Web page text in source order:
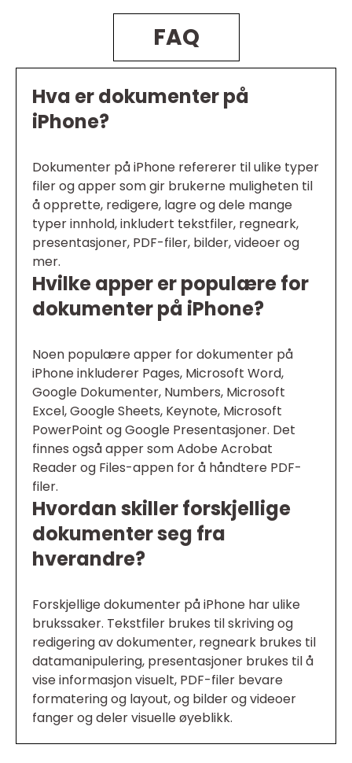
FAQ
Hva er dokumenter på
iPhone?
Dokumenter på iPhone refererer til ulike typer
filer og apper som gir brukerne muligheten til
å opprette, redigere, lagre og dele mange
typer innhold, inkludert tekstfiler, regneark,
presentasjoner, PDF-filer, bilder, videoer og
mer.
Hvilke apper er populære for
dokumenter på iPhone?
Noen populære apper for dokumenter på
iPhone inkluderer Pages, Microsoft Word,
Google Dokumenter, Numbers, Microsoft
Excel, Google Sheets, Keynote, Microsoft
PowerPoint og Google Presentasjoner. Det
finnes også apper som Adobe Acrobat
Reader og Files-appen for å håndtere PDF-
filer.
Hvordan skiller forskjellige
dokumenter seg fra
hverandre?
Forskjellige dokumenter på iPhone har ulike
brukssaker. Tekstfiler brukes til skriving og
redigering av dokumenter, regneark brukes til
datamanipulering, presentasjoner brukes til å
vise informasjon visuelt, PDF-filer bevare
formatering og layout, og bilder og videoer
fanger og deler visuelle øyeblikk.